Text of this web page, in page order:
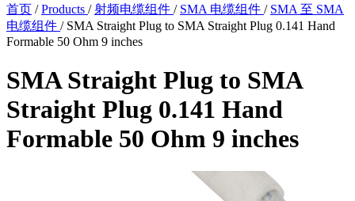
首页 / Products / 射频电缆组件 / SMA 电缆组件 / SMA 至 SMA
电缆组件 / SMA Straight Plug to SMA Straight Plug 0.141 Hand
Formable 50 Ohm 9 inches
SMA Straight Plug to SMA
Straight Plug 0.141 Hand
Formable 50 Ohm 9 inches